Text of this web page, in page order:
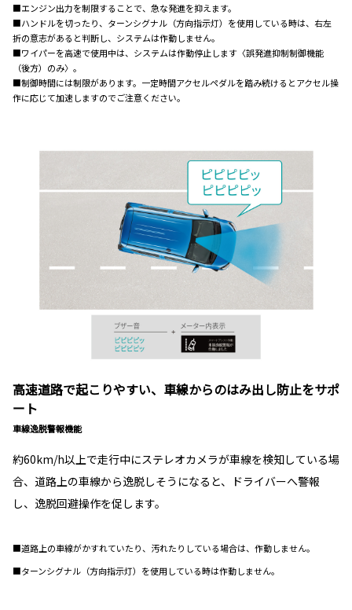
■エンジン出力を制限することで、急な発進を抑えます。
■ハンドルを切ったり、ターンシグナル（方向指示灯）を使用している時は、右左
折の意志があると判断し、システムは作動しません。
■ワイパーを高速で使用中は、システムは作動停止します〈誤発進抑制制御機能
（後方）のみ〉。
■制御時間には制限があります。一定時間アクセルペダルを踏み続けるとアクセル操
作に応じて加速しますのでご注意ください。
高速道路で起こりやすい、車線からのはみ出し防止をサポ
ート
車線逸脱警報機能
約60km/h以上で走行中にステレオカメラが車線を検知している場
合、道路上の車線から逸脱しそうになると、ドライバーへ警報
し、逸脱回避操作を促します。
■道路上の車線がかすれていたり、汚れたりしている場合は、作動しません。
■ターンシグナル（方向指示灯）を使用している時は作動しません。